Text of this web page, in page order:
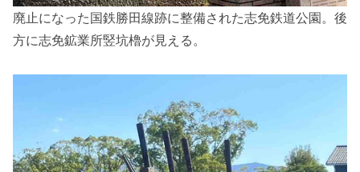
廃止になった国鉄勝田線跡に整備された志免鉄道公園。後
方に志免鉱業所竪坑櫓が見える。